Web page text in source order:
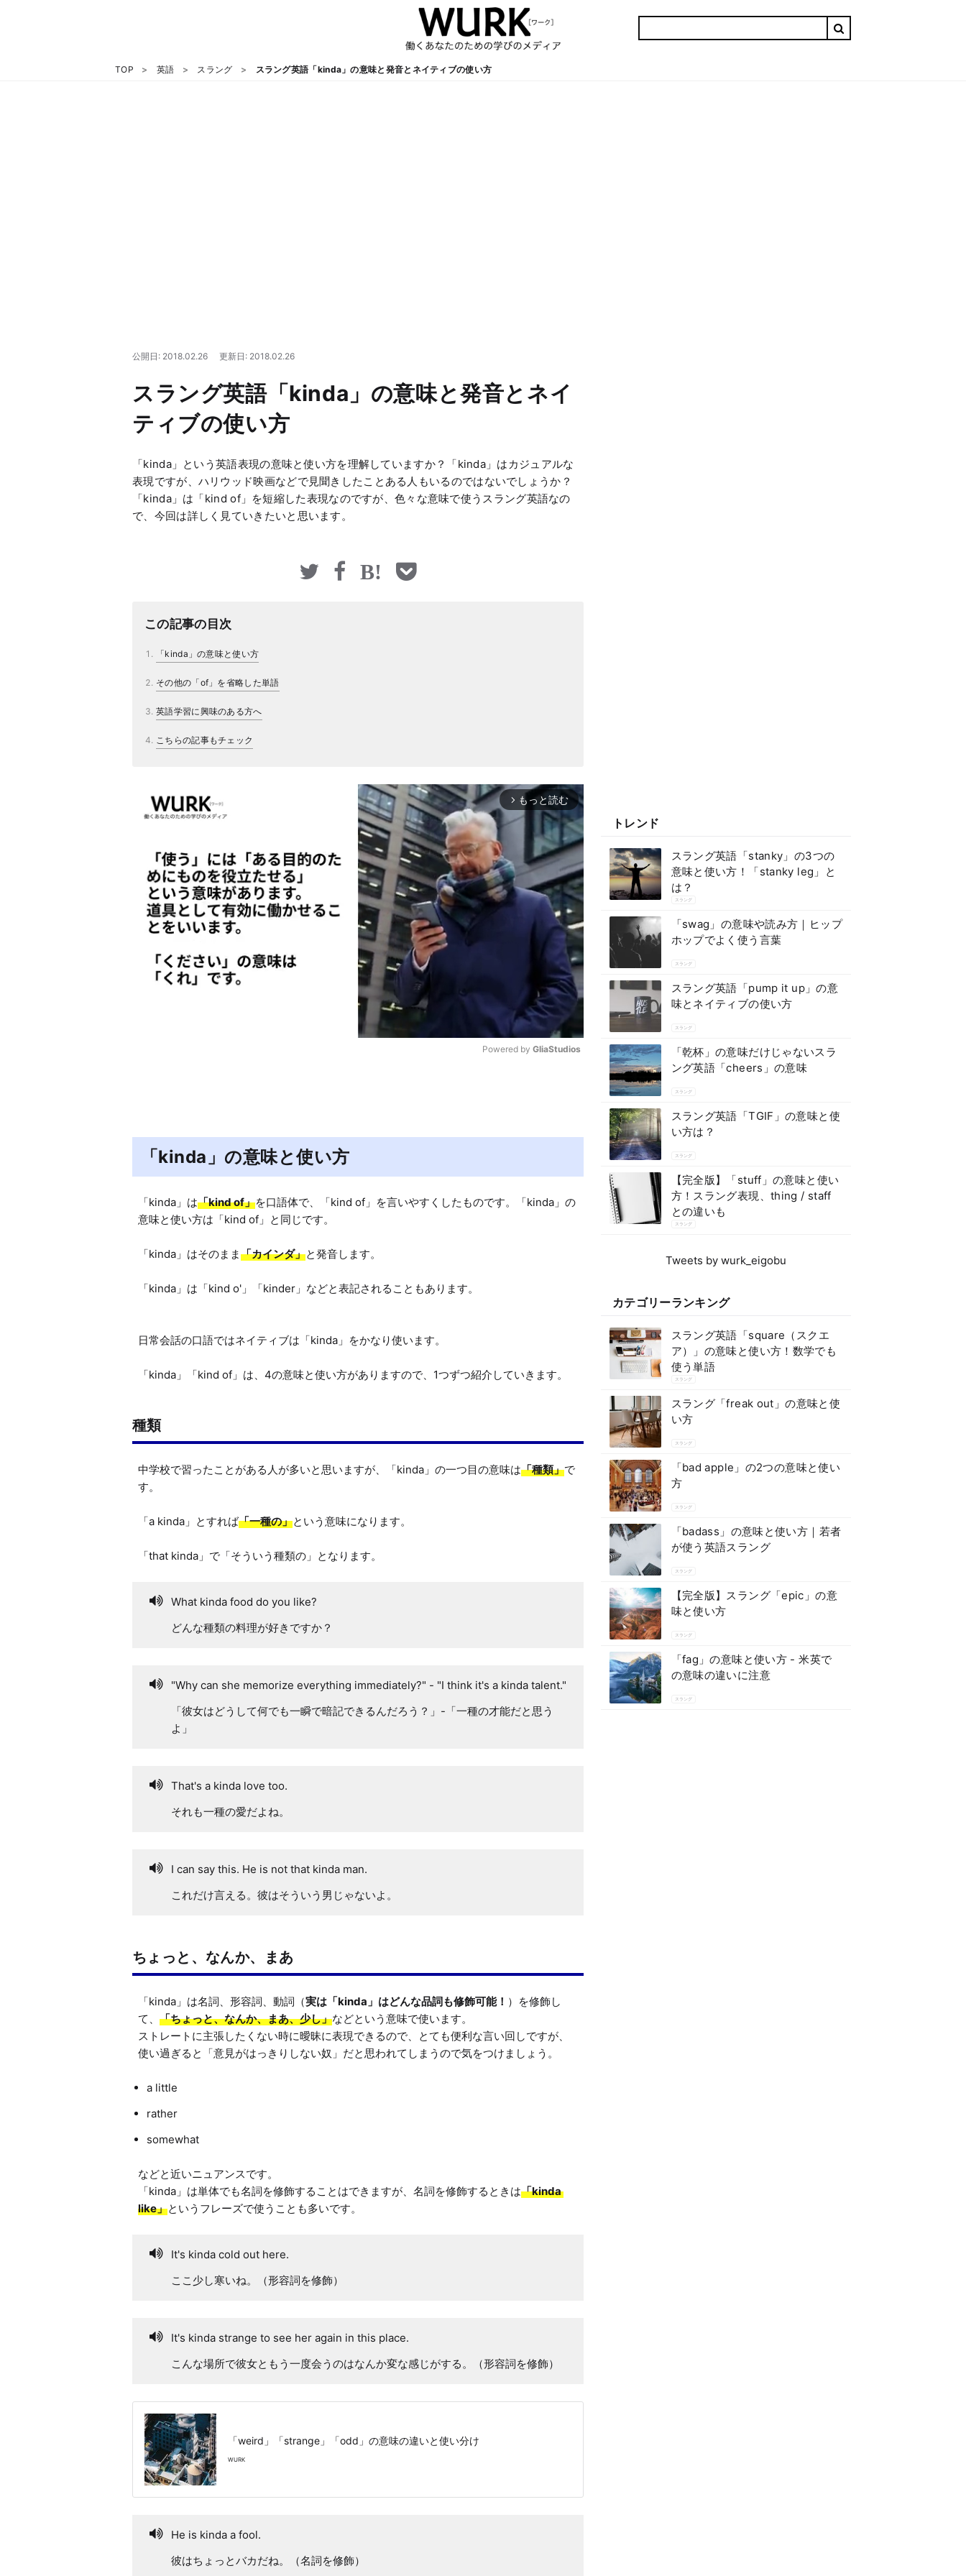
TOP 英語 スラング スラング英語「kinda」の意味と発音とネイティブの使い方
公開日: 2018.02.26 更新日: 2018.02.26
スラング英語「kinda」の意味と発音とネイ
ティブの使い方
「kinda」という英語表現の意味と使い方を理解していますか？「kinda」はカジュアルな
表現ですが、ハリウッド映画などで見聞きしたことある人もいるのではないでしょうか？
「kinda」は「kind of」を短縮した表現なのですが、色々な意味で使うスラング英語なの
で、今回は詳しく見ていきたいと思います。
この記事の目次
「kinda」の意味と使い方
その他の「of」を省略した単語
英語学習に興味のある方へ
こちらの記事もチェック
arrow_forward_ios もっと読む
Powered by GliaStudios
「kinda」の意味と使い方
「kinda」は「kind of」を口語体で、「kind of」を言いやすくしたものです。「kinda」の
意味と使い方は「kind of」と同じです。
「kinda」はそのまま「カインダ」と発音します。
「kinda」は「kind o'」「kinder」などと表記されることもあります。
日常会話の口語ではネイティブは「kinda」をかなり使います。
「kinda」「kind of」は、4の意味と使い方がありますので、1つずつ紹介していきます。
種類
中学校で習ったことがある人が多いと思いますが、「kinda」の一つ目の意味は「種類」で
す。
「a kinda」とすれば「一種の」という意味になります。
「that kinda」で「そういう種類の」となります。
What kinda food do you like?
どんな種類の料理が好きですか？
"Why can she memorize everything immediately?" - "I think it's a kinda talent."
「彼女はどうして何でも一瞬で暗記できるんだろう？」-「一種の才能だと思う
よ」
That's a kinda love too.
それも一種の愛だよね。
I can say this. He is not that kinda man.
これだけ言える。彼はそういう男じゃないよ。
ちょっと、なんか、まあ
「kinda」は名詞、形容詞、動詞（実は「kinda」はどんな品詞も修飾可能！ ）を修飾し
て、 「ちょっと、なんか、まあ、少し」などという意味で使います。
ストレートに主張したくない時に曖昧に表現できるので、とても便利な言い回しですが、
a little
rather
somewhat
などと近いニュアンスです。
「kinda」は単体でも名詞を修飾することはできますが、名詞を修飾するときは「kinda
like」
It's kinda cold out here.
ここ少し寒いね。（形容詞を修飾）
It's kinda strange to see her again in this place.
こんな場所で彼女ともう一度会うのはなんか変な感じがする。（形容詞を修飾）
「weird」「strange」「odd」の意味の違いと使い分け
WURK
He is kinda a fool.
彼はちょっとバカだね。（名詞を修飾）
トレンド
スラング英語「stanky」の3つの
意味と使い方！「stanky leg」と
は？
スラング
「swag」の意味や読み方｜ヒップ
ホップでよく使う言葉
スラング
スラング英語「pump it up」の意
味とネイティブの使い方
スラング
「乾杯」の意味だけじゃないスラ
ング英語「cheers」の意味
スラング
スラング英語「TGIF」の意味と使
い方は？
スラング
【完全版】「stuff」の意味と使い
方！スラング表現、thing / staff
との違いも
スラング
Tweets by wurk_eigobu
カテゴリーランキング
スラング英語「square（スクエ
ア）」の意味と使い方！数学でも
使う単語
スラング
スラング「freak out」の意味と使
い方
スラング
「bad apple」の2つの意味と使い
方
スラング
「badass」の意味と使い方｜若者
が使う英語スラング
スラング
【完全版】スラング「epic」の意
味と使い方
スラング
「fag」の意味と使い方 - 米英で
の意味の違いに注意
スラング